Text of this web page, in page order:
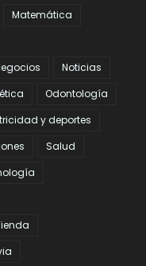
Matemática
Noticias
Odontología
y deportes
Salud